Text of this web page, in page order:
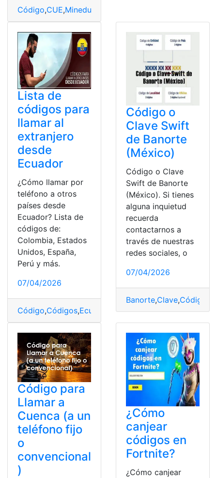
Código,CUE,Mineduc
Lista de
códigos para
llamar al
extranjero
desde
Ecuador
¿Cómo llamar por
teléfono a otros
países desde
Ecuador? Lista de
códigos de:
Colombia, Estados
Unidos, España,
Perú y más.
07/04/2026
Código,Códigos,Ecuador lista de códigos
Código o
Clave Swift
de Banorte
(México)
Código o Clave
Swift de Banorte
(México). Si tienes
alguna inquietud
recuerda
contactarnos a
través de nuestras
redes sociales, o
07/04/2026
Banorte,Clave,Código
Código para
Llamar a
Cuenca (a un
teléfono fijo
o
convencional
)
¿Cómo
canjear
códigos en
Fortnite?
¿Cómo canjear